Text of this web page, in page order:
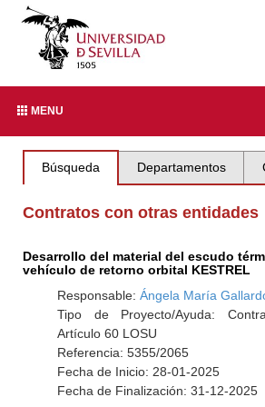
MENU
Búsqueda Departamentos
Contratos con otras entidades
Desarrollo del material del escudo
vehículo de retorno orbital KESTREL
Responsable: Ángela María
Tipo de Proyecto/Ayuda:
Artículo 60 LOSU
Referencia: 5355/2065
Fecha de Inicio: 28-01-2025
Fecha de Finalización: 31-12-2025